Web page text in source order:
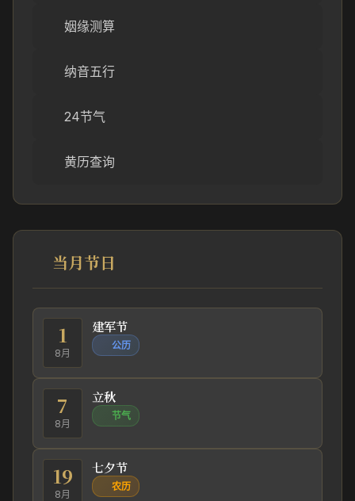
姻缘测算
纳音五行
24节气
黄历查询
当月节日
1
8月
建军节
公历
7
8月
立秋
节气
19
8月
七夕节
农历